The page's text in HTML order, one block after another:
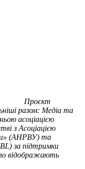
Проєкт
разом: Медіа та
асоціацією
з Асоціацією
(АНРВУ) та
за підтримки
відображають